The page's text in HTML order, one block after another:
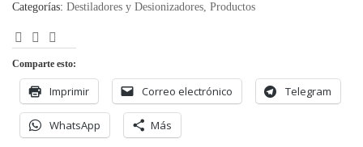
Categorías: Destiladores y Desionizadores, Productos
Facebook
LinkedIn
Electrónico
Comparte esto:
Imprimir Correo electrónico Telegram
WhatsApp Más